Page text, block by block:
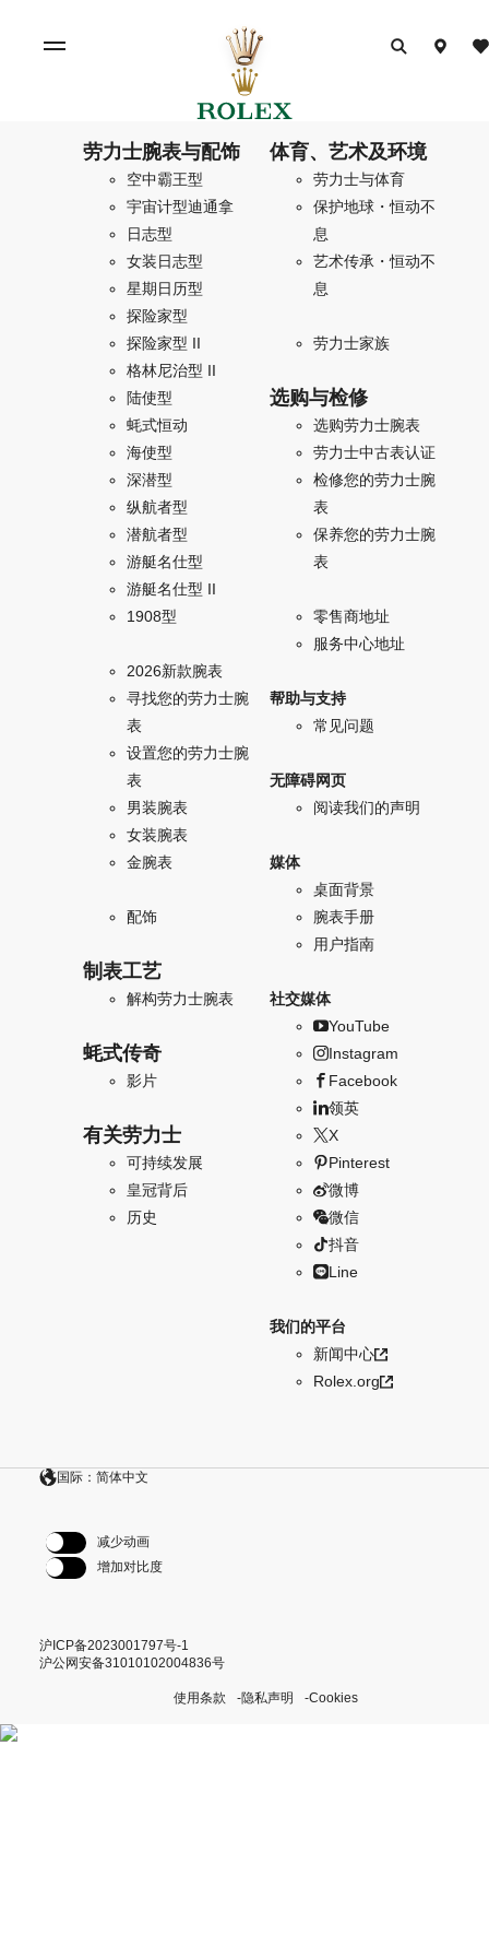
劳力士腕表与配饰
空中霸王型
宇宙计型迪通拿
日志型
女装日志型
星期日历型
探险家型
探险家型 II
格林尼治型 II
陆使型
蚝式恒动
海使型
深潜型
纵航者型
潜航者型
游艇名仕型
游艇名仕型 II
1908型
2026新款腕表
寻找您的劳力士腕
表
设置您的劳力士腕
表
男装腕表
女装腕表
金腕表
配饰
制表工艺
解构劳力士腕表
蚝式传奇
影片
有关劳力士
可持续发展
皇冠背后
历史
体育、艺术及环境
劳力士与体育
保护地球・恒动不
息
艺术传承・恒动不
息
劳力士家族
选购与检修
选购劳力士腕表
劳力士中古表认证
检修您的劳力士腕
表
保养您的劳力士腕
表
零售商地址
服务中心地址
帮助与支持
常见问题
无障碍网页
阅读我们的声明
媒体
桌面背景
腕表手册
用户指南
社交媒体
YouTube
Instagram
Facebook
领英
X
Pinterest
微博
微信
抖音
Line
我们的平台
新闻中心
Rolex.org
国际：简体中文
减少动画
增加对比度
沪ICP备2023001797号-1
沪公网安备31010102004836号
使用条款 隐私声明 Cookies